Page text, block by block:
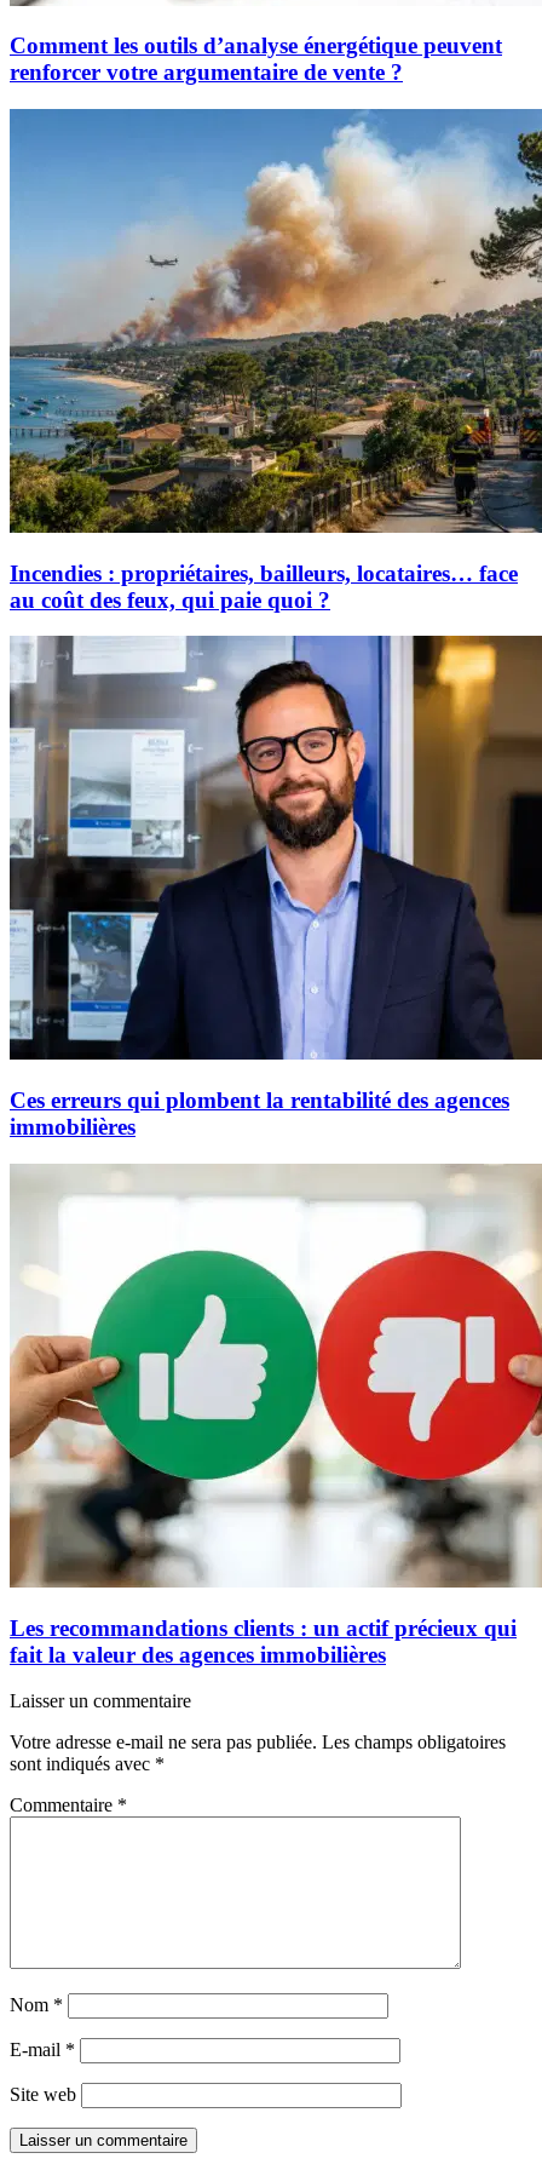
Comment les outils d’analyse énergétique peuvent
renforcer votre argumentaire de vente ?
Incendies : propriétaires, bailleurs, locataires… face
au coût des feux, qui paie quoi ?
Ces erreurs qui plombent la rentabilité des agences
immobilières
Les recommandations clients : un actif précieux qui
fait la valeur des agences immobilières
Laisser un commentaire
Votre adresse e-mail ne sera pas publiée. Les champs obligatoires
sont indiqués avec *
Commentaire *
Nom *
E-mail *
Site web